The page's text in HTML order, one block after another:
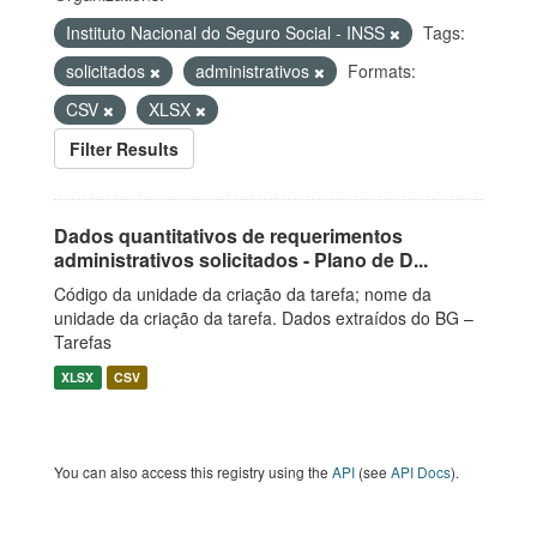
Instituto Nacional do Seguro Social - INSS
Tags:
solicitados
administrativos
Formats:
CSV
XLSX
Filter Results
Dados quantitativos de requerimentos
administrativos solicitados - Plano de D...
Código da unidade da criação da tarefa; nome da
unidade da criação da tarefa. Dados extraídos do BG –
Tarefas
XLSX CSV
You can also access this registry using the API (see API Docs).